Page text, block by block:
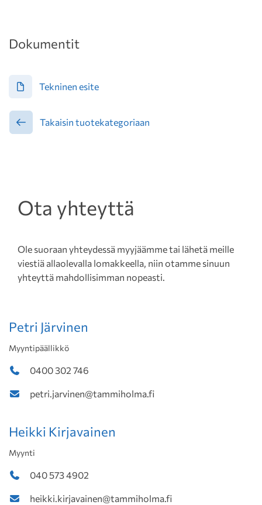
Dokumentit
Tekninen esite
Takaisin tuotekategoriaan
Ota yhteyttä
Ole suoraan yhteydessä myyjäämme tai lähetä meille
viestiä allaolevalla lomakkeella, niin otamme sinuun
yhteyttä mahdollisimman nopeasti.
Petri Järvinen
Myyntipäällikkö
0400 302 746
petri.jarvinen@tammiholma.fi
Heikki Kirjavainen
Myynti
040 573 4902
heikki.kirjavainen@tammiholma.fi